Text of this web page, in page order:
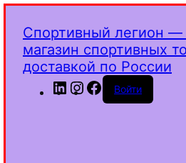
Спортивный легион —
магазин спортивных
доставкой по России
LinkedInInstagram
Facebook
Войти